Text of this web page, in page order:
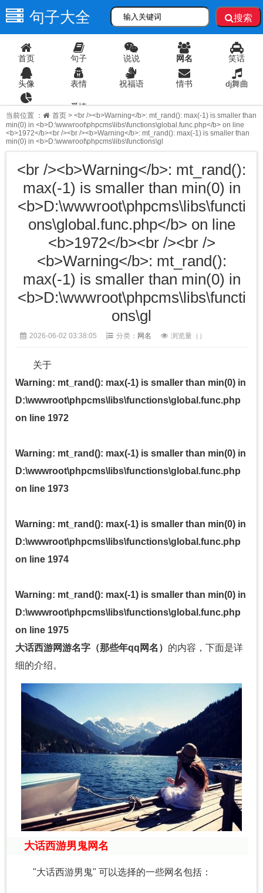
句子大全 搜索
首页 句子 说说 网名 笑话
头像 表情 祝福语 情书 dj舞曲
爱情
当前位置 ： 首页 > <br /><b>Warning</b>: mt_rand(): max(-1) is smaller than
min(0) in <b>D:\wwwroot\phpcms\libs\functions\global.func.php</b> on line
<b>1972</b><br /><br /><b>Warning</b>: mt_rand(): max(-1) is smaller than
min(0) in <b>D:\wwwroot\phpcms\libs\functions\gl
<br /><b>Warning</b>: mt_rand():
max(-1) is smaller than min(0) in
<b>D:\wwwroot\phpcms\libs\functi
ons\global.func.php</b> on line
<b>1972</b><br /><br />
<b>Warning</b>: mt_rand():
max(-1) is smaller than min(0) in
<b>D:\wwwroot\phpcms\libs\functi
ons\gl
2026-06-02 03:38:05 分类： 网名 浏览量（ ）
关于
Warning: mt_rand(): max(-1) is smaller than min(0) in
D:\wwwroot\phpcms\libs\functions\global.func.php
on line 1972
Warning: mt_rand(): max(-1) is smaller than min(0) in
D:\wwwroot\phpcms\libs\functions\global.func.php
on line 1973
Warning: mt_rand(): max(-1) is smaller than min(0) in
D:\wwwroot\phpcms\libs\functions\global.func.php
on line 1974
Warning: mt_rand(): max(-1) is smaller than min(0) in
D:\wwwroot\phpcms\libs\functions\global.func.php
on line 1975
大话西游网游名字（那些年qq网名） 的内容，下面是详
细的介绍。
大话西游男鬼网名
"大话西游男鬼" 可以选择的一些网名包括：